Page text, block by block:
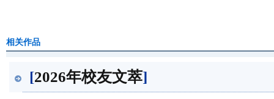
相关作品
[2026年校友文萃]